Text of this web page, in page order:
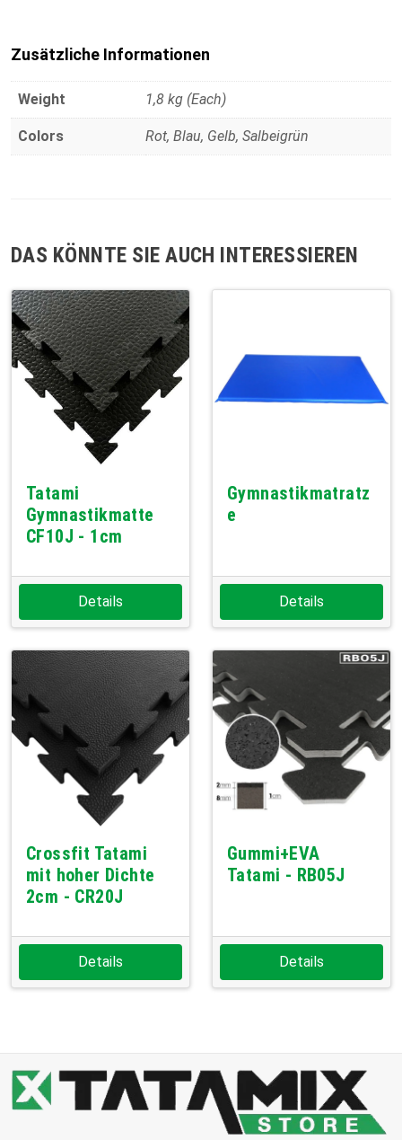
Zusätzliche Informationen
Weight 1,8 kg (Each)
Colors Rot, Blau, Gelb, Salbeigrün
DAS KÖNNTE SIE AUCH INTERESSIEREN
Tatami
Gymnastikmatte
CF10J - 1cm
Details
Gymnastikmatratz
e
Details
Crossfit Tatami
mit hoher Dichte
2cm - CR20J
Details
Gummi+EVA
Tatami - RB05J
Details